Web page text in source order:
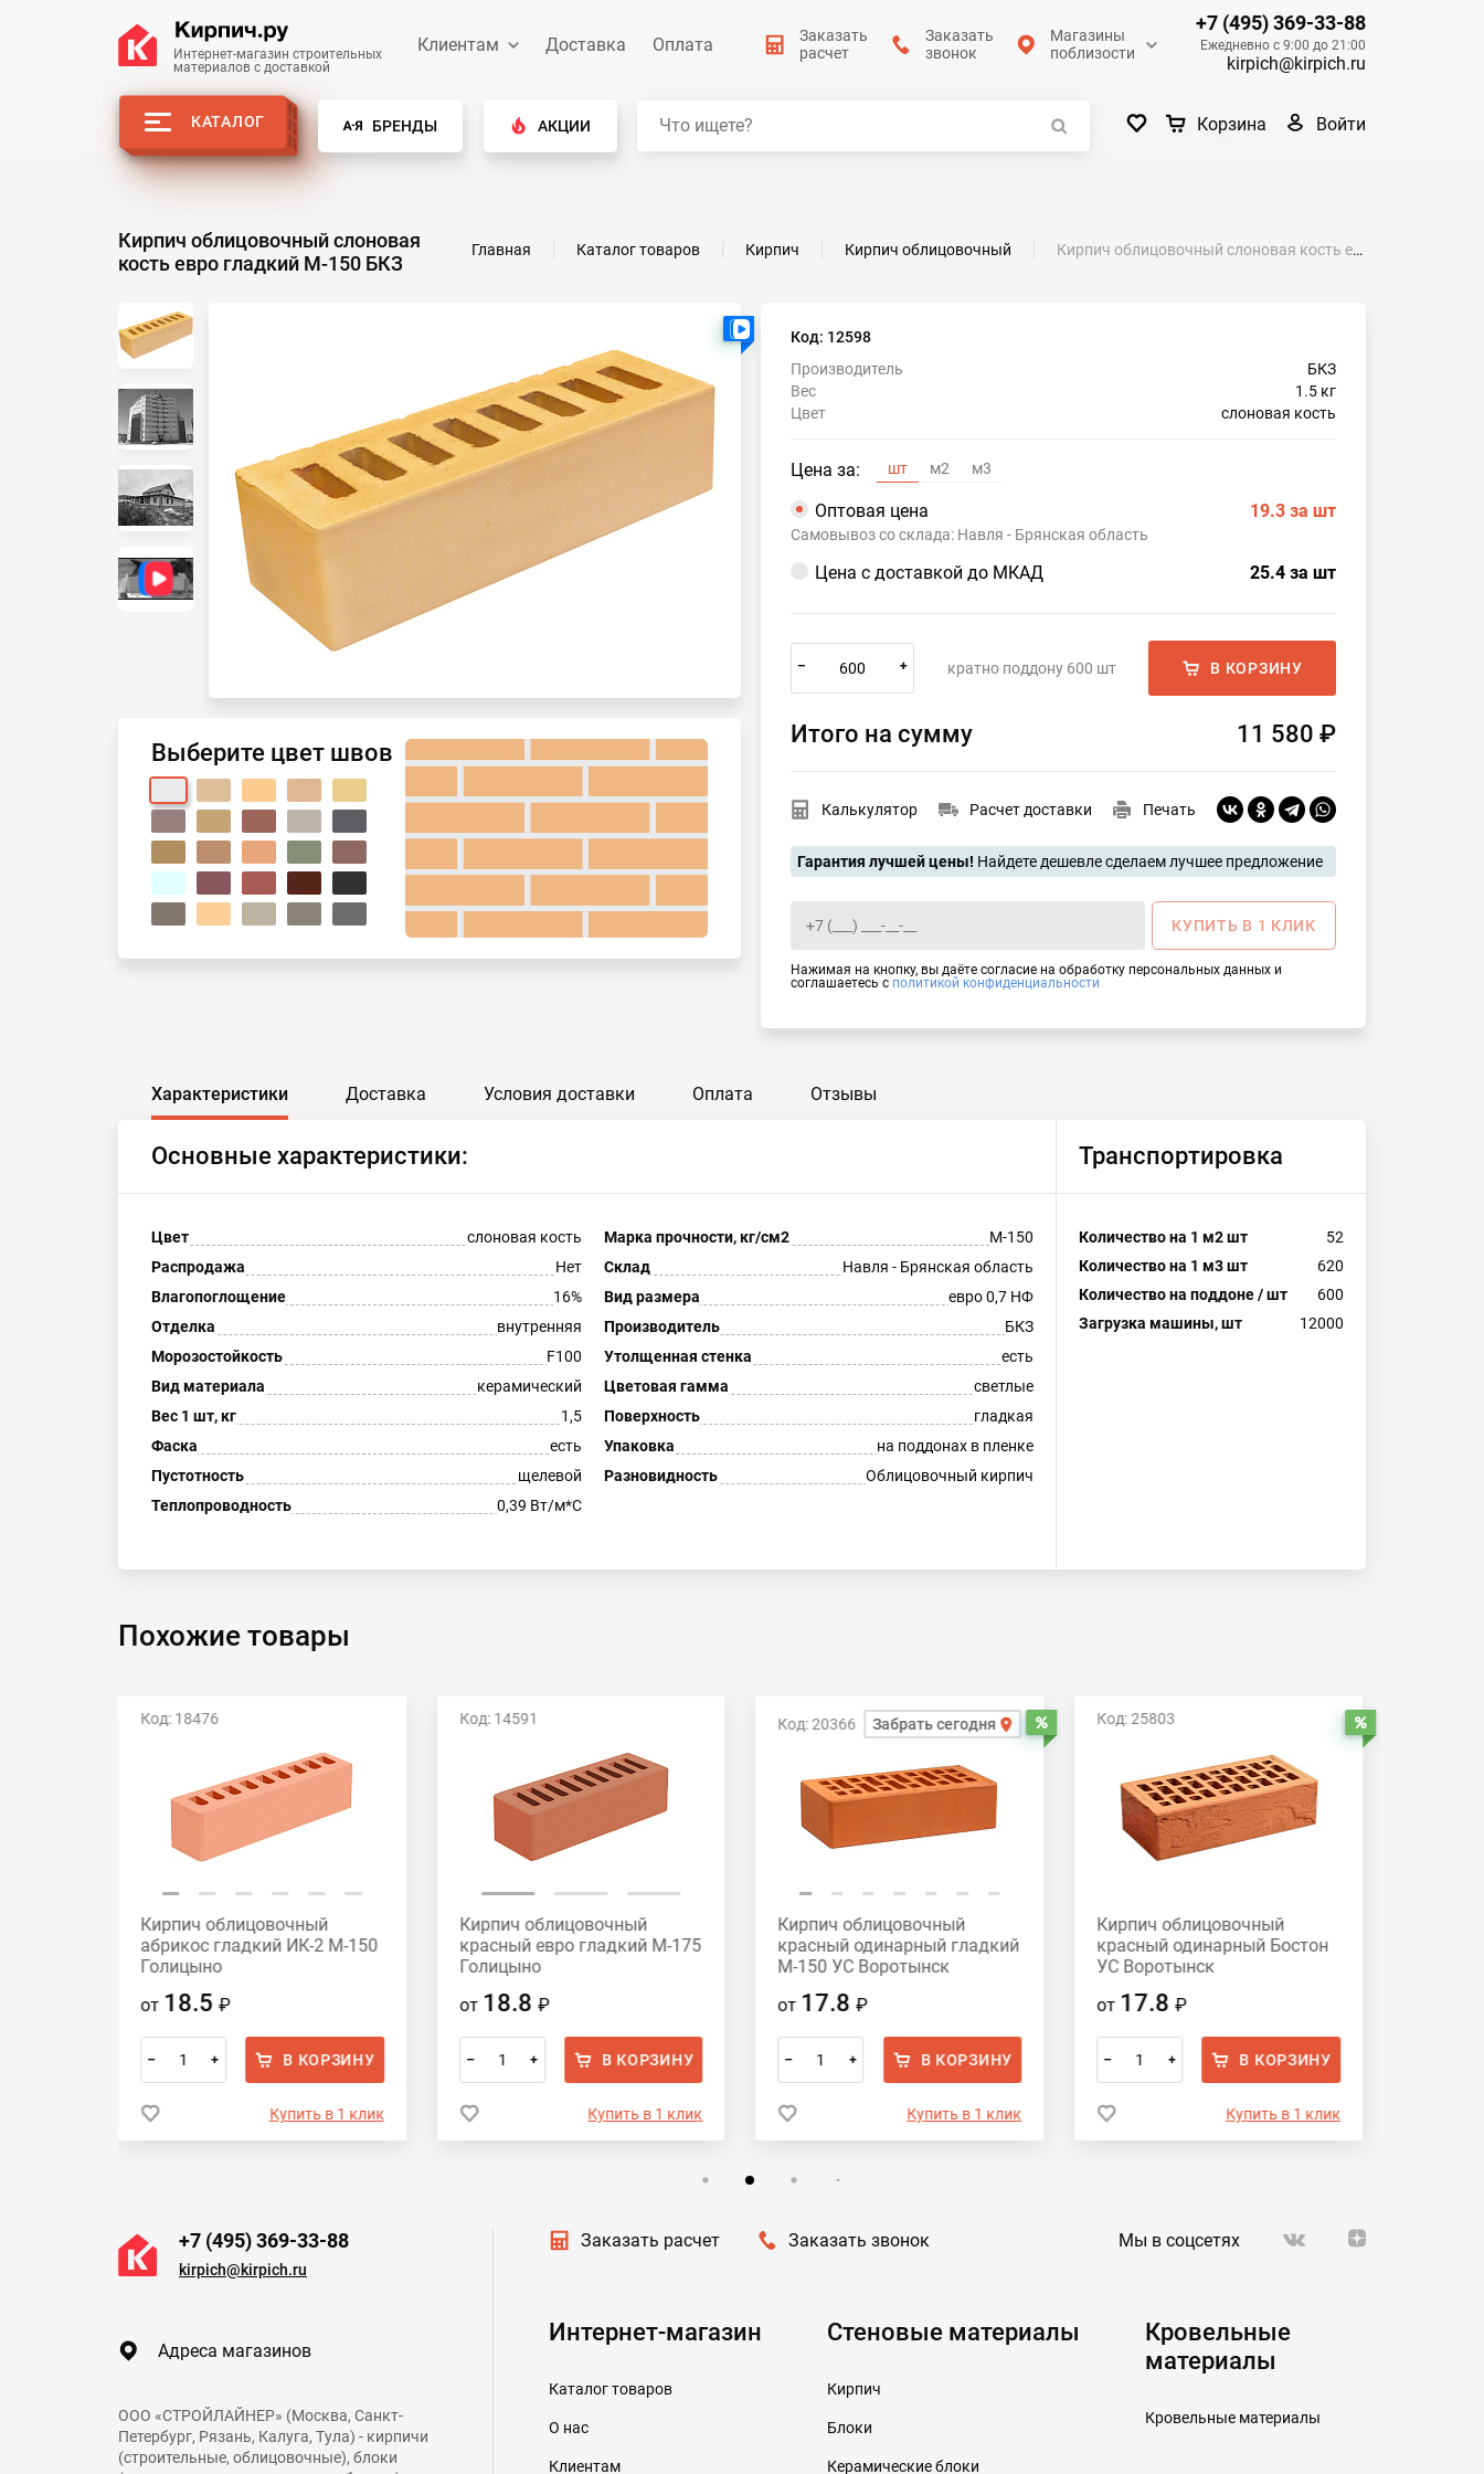
Интернет-магазин строительных
материалов с доставкой
Клиентам Доставка Оплата
Заказать
расчет
Заказать
звонок
Магазины
поблизости
+7 (495) 369-33-88
Ежедневно с 9:00 до 21:00
kirpich@kirpich.ru
КАТАЛОГ БРЕНДЫ АКЦИИ Корзина Войти
Кирпич облицовочный слоновая
кость евро гладкий М-150 БКЗ
Главная Каталог товаров Кирпич Кирпич облицовочный Кирпич облицовочный слоновая кость евро гладкий М-150 БКЗ
Выберите цвет швов
Код: 12598
Производитель
БКЗ
Вес
1.5 кг
Цвет
слоновая кость
Цена за: шт м2 м3
Оптовая цена 19.3 за шт
Самовывоз со склада: Навля - Брянская область
Цена с доставкой до МКАД 25.4 за шт
– + кратно поддону 600 шт В КОРЗИНУ
Итого на сумму 11 580 ₽
Калькулятор Расчет доставки Печать
Гарантия лучшей цены! Найдете дешевле сделаем лучшее предложение
КУПИТЬ В 1 КЛИК
Нажимая на кнопку, вы даёте согласие на обработку персональных данных и
соглашаетесь с политикой конфиденциальности
Характеристики Доставка Условия доставки Оплата Отзывы
Основные характеристики:
Цвет слоновая кость Марка прочности, кг/см2
М-150
Распродажа
Нет Склад
Навля - Брянская область
Влагопоглощение
16% Вид размера
евро 0,7 НФ
Отделка
внутренняя Производитель
БКЗ
Морозостойкость
F100 Утолщенная стенка
есть
Вид материала
керамический Цветовая гамма
светлые
Вес 1 шт, кг
1,5 Поверхность
гладкая
Фаска
есть Упаковка
на поддонах в пленке
Пустотность
щелевой Разновидность
Облицовочный кирпич
Теплопроводность
0,39 Вт/м*С
Транспортировка
Количество на 1 м2 шт
52
Количество на 1 м3 шт
620
Количество на поддоне / шт
600
Загрузка машины, шт
12000
Похожие товары
Код: 18476
Кирпич облицовочный
абрикос гладкий ИК-2 М-150
Голицыно
от 18.5 ₽
– + В КОРЗИНУ
Купить в 1 клик
Код: 14591
Кирпич облицовочный
красный евро гладкий М-175
Голицыно
от 18.8 ₽
– + В КОРЗИНУ
Купить в 1 клик
Код: 20366 Забрать сегодня Распродажа
Кирпич облицовочный
красный одинарный гладкий
М-150 УС Воротынск
от 17.8₽
– + В КОРЗИНУ
Купить в 1 клик
Код: 25803
Кирпич облицовочный
красный одинарный Бостон
УС Воротынск
от 17.8₽
– + В КОРЗИНУ
Купить в 1 клик
+7 (495) 369-33-88
kirpich@kirpich.ru
Адреса магазинов
ООО «СТРОЙЛАЙНЕР» (Москва, Санкт-
Петербург, Рязань, Калуга, Тула) - кирпичи
(строительные, облицовочные), блоки
Заказать расчет Заказать звонок Мы в соцсетях
Интернет-магазин
Каталог товаров
О нас
Клиентам
Стеновые материалы
Кирпич
Блоки
Керамические блоки
Кровельные
материалы
Кровельные материалы